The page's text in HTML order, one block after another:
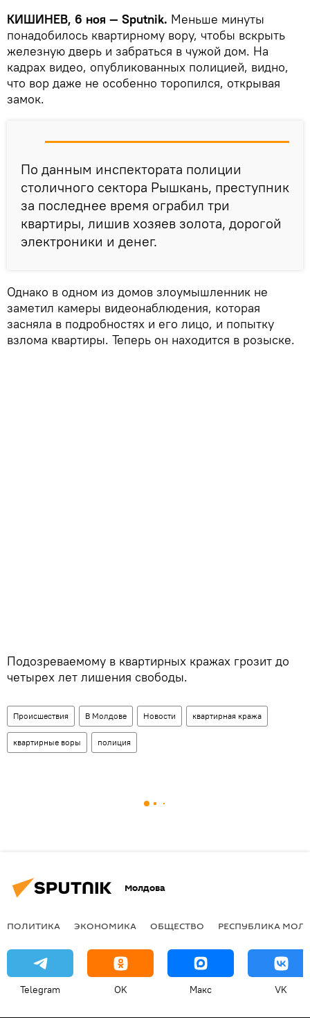
КИШИНЕВ, 6 ноя — Sputnik. Меньше минуты
понадобилось квартирному вору, чтобы вскрыть
железную дверь и забраться в чужой дом. На
кадрах видео, опубликованных полицией, видно,
что вор даже не особенно торопился, открывая
замок.
По данным инспектората полиции
столичного сектора Рышкань, преступник
за последнее время ограбил три
квартиры, лишив хозяев золота, дорогой
электроники и денег.
Однако в одном из домов злоумышленник не
заметил камеры видеонаблюдения, которая
засняла в подробностях и его лицо, и попытку
взлома квартиры. Теперь он находится в розыске.
Подозреваемому в квартирных кражах грозит до
четырех лет лишения свободы.
Происшествия В Молдове Новости квартирная кража
квартирные воры полиция
Молдова
ПОЛИТИКА ЭКОНОМИКА ОБЩЕСТВО РЕСПУБЛИКА
Telegram OK Макс VK